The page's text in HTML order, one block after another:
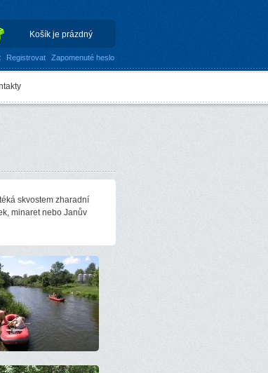
Košík je prázdný
Registrovat Zapomenuté heslo
skvostem zharadní
minaret nebo Janův